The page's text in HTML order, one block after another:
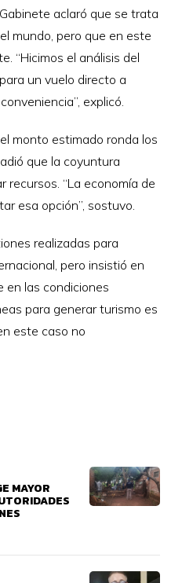
aclaró que se trata
mundo, pero que en este
“Hicimos el análisis del
un vuelo directo a
explicó.
monto estimado ronda los
que la coyuntura
recursos. “La economía de
esa opción”, sostuvo.
realizadas para
pero insistió en
en las condiciones
para generar turismo es
este caso no
MAYOR